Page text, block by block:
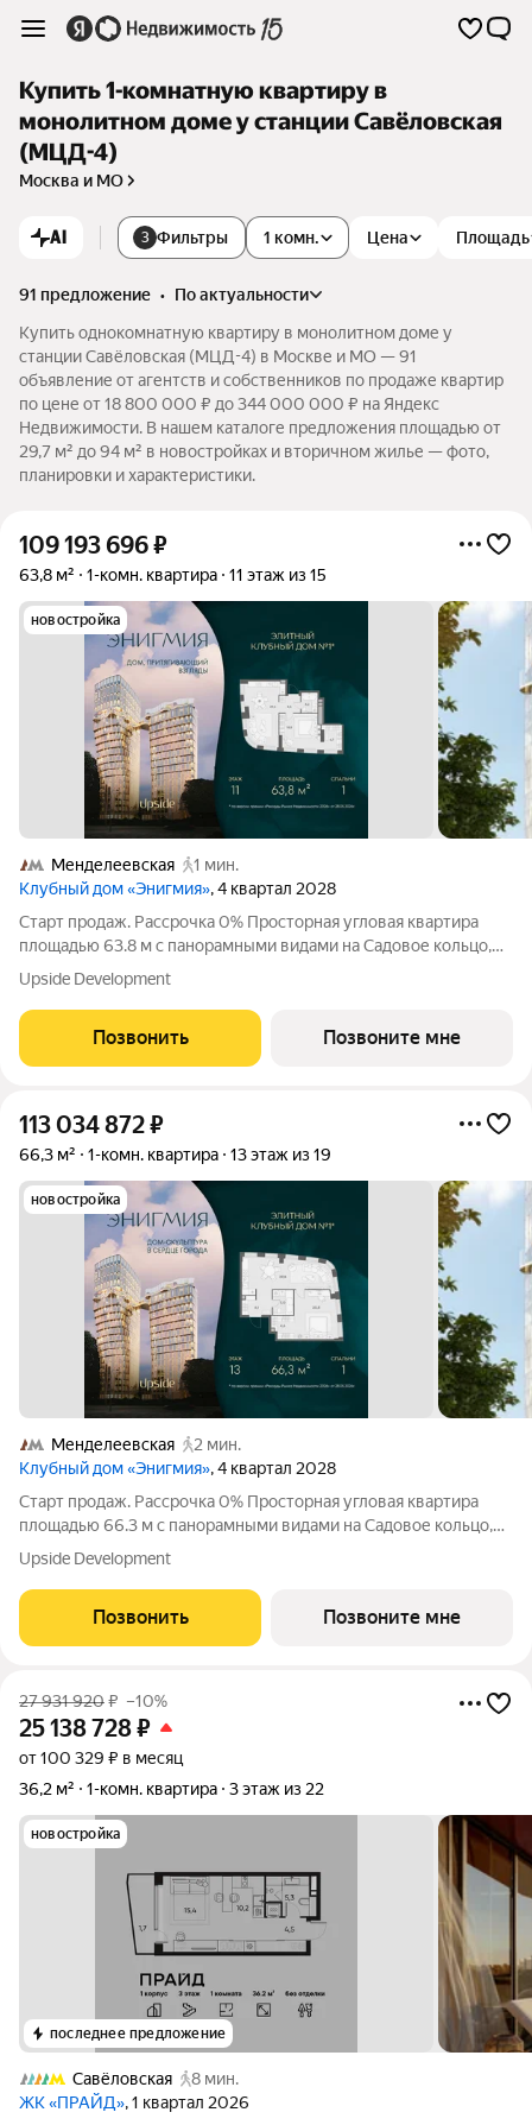
Купить 1-комнатную квартиру в
монолитном доме у станции Савёловская
(МЦД-4)
Москва и МО
AI 3 Фильтры 1 комн. Цена Площадь
91 предложение •
по актуальности
Купить однокомнатную квартиру в монолитном доме у
станции Савёловская (МЦД-4) в Москве и МО — 91
объявление от агентств и собственников по продаже квартир
по цене от 18 800 000 ₽ до 344 000 000 ₽ на Яндекс
Недвижимости. В нашем каталоге предложения площадью от
29,7 м² до 94 м² в новостройках и вторичном жилье — фото,
планировки и характеристики.
109 193 696₽
63,8 м² 1-комн. квартира 11 этаж из 15
новостройка
Менделеевская
1 мин.
Клубный дом «Энигмия», 4 квартал 2028
Старт продаж. Рассрочка 0% Просторная угловая квартира
площадью 63.8 м с панорамными видами на Садовое кольцо,
Новослободскую ул. и во двор. Продуманная планировка с
мастер-спальней и гардеробной с окном. ЭНИГМИЯ дом-
скульптура, притягивающий
Upside Development
Позвонить Позвоните мне
113 034 872₽
66,3 м² 1-комн. квартира 13 этаж из 19
новостройка
Менделеевская
2 мин.
Клубный дом «Энигмия», 4 квартал 2028
Старт продаж. Рассрочка 0% Просторная угловая квартира
площадью 66.3 м с панорамными видами на Садовое кольцо,
Новослободскую ул. и во двор. Продуманная планировка с
мастер-спальней и гардеробной с окном. ЭНИГМИЯ дом-
скульптура, притягивающий
Upside Development
Позвонить Позвоните мне
27 931 920₽ –10%
25 138 728₽
от 100 329 ₽ в месяц
36,2 м²
1-комн. квартира 3 этаж из 22
новостройка
последнее предложение
Савёловская
8 мин.
ЖК «ПРАЙД», 1 квартал 2026